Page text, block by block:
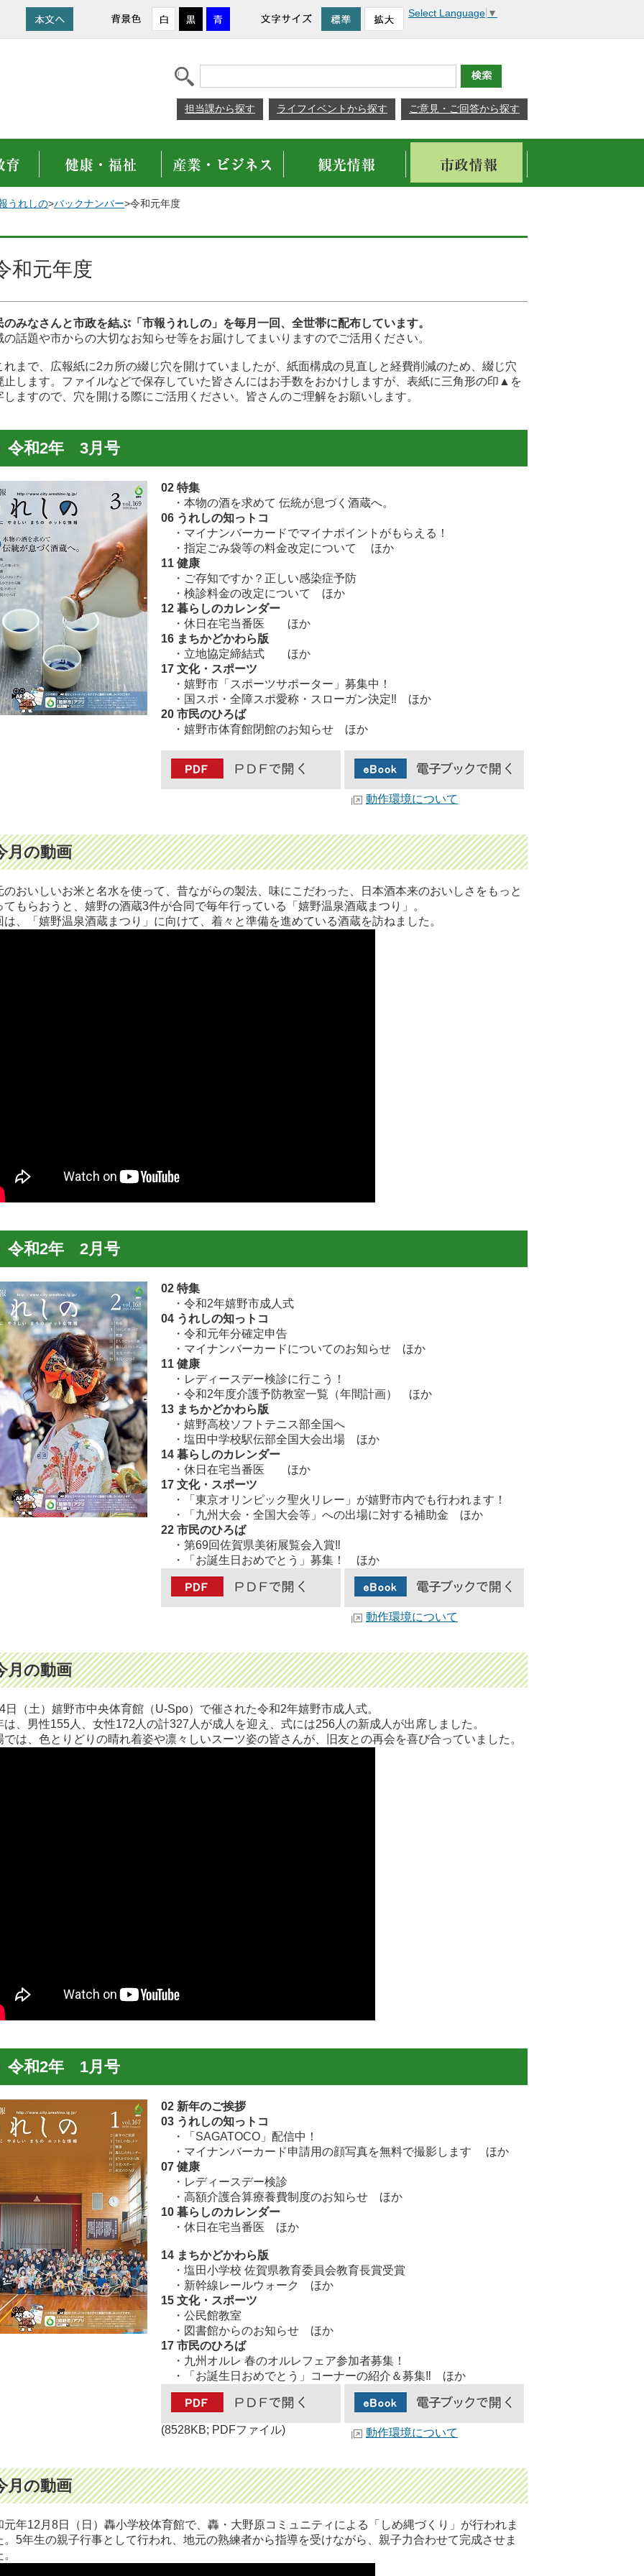
Select Language ▼
担当課から探す ライフイベントから探す ご意見・ご回答から探す
うれしの>バックナンバー>令和元年度
和元年度
のみなさんと市政を結ぶ「市報うれしの」を毎月一回、全世帯に配布しています。
の話題や市からの大切なお知らせ等をお届けしてまいりますのでご活用ください。
まで、広報紙に2カ所の綴じ穴を開けていましたが、紙面構成の見直しと経費削減のため、綴じ穴
止します。ファイルなどで保存していた皆さんにはお手数をおかけしますが、表紙に三角形の印▲を
しますので、穴を開ける際にご活用ください。皆さんのご理解をお願いします。
令和2年 3月号
02 特集
・本物の酒を求めて 伝統が息づく酒蔵へ。
06 うれしの知っトコ
・マイナンバーカードでマイナポイントがもらえる！
・指定ごみ袋等の料金改定について ほか
11 健康
・ご存知ですか？正しい感染症予防
・検診料金の改定について ほか
12 暮らしのカレンダー
・休日在宅当番医 ほか
16 まちかどかわら版
・立地協定締結式 ほか
17 文化・スポーツ
・嬉野市「スポーツサポーター」募集中！
・国スポ・全障スポ愛称・スローガン決定‼ ほか
20 市民のひろば
・嬉野市体育館閉館のお知らせ ほか
動作環境について
月の動画
のおいしいお米と名水を使って、昔ながらの製法、味にこだわった、日本酒本来のおいしさをもっと
てもらおうと、嬉野の酒蔵3件が合同で毎年行っている「嬉野温泉酒蔵まつり」。
は、「嬉野温泉酒蔵まつり」に向けて、着々と準備を進めている酒蔵を訪ねました。
令和2年 2月号
02 特集
・令和2年嬉野市成人式
04 うれしの知っトコ
・令和元年分確定申告
・マイナンバーカードについてのお知らせ ほか
11 健康
・レディースデー検診に行こう！
・令和2年度介護予防教室一覧（年間計画） ほか
13 まちかどかわら版
・嬉野高校ソフトテニス部全国へ
・塩田中学校駅伝部全国大会出場 ほか
14 暮らしのカレンダー
・休日在宅当番医 ほか
17 文化・スポーツ
・「東京オリンピック聖火リレー」が嬉野市内でも行われます！
・「九州大会・全国大会等」への出場に対する補助金 ほか
22 市民のひろば
・第69回佐賀県美術展覧会入賞‼
・「お誕生日おめでとう」募集！ ほか
動作環境について
月の動画
日（土）嬉野市中央体育館（U-Spo）で催された令和2年嬉野市成人式。
は、男性155人、女性172人の計327人が成人を迎え、式には256人の新成人が出席しました。
では、色とりどりの晴れ着姿や凛々しいスーツ姿の皆さんが、旧友との再会を喜び合っていました。
令和2年 1月号
02 新年のご挨拶
03 うれしの知っトコ
・「SAGATOCO」配信中！
・マイナンバーカード申請用の顔写真を無料で撮影します ほか
07 健康
・レディースデー検診
・高額介護合算療養費制度のお知らせ ほか
10 暮らしのカレンダー
・休日在宅当番医 ほか
14 まちかどかわら版
・塩田小学校 佐賀県教育委員会教育長賞受賞
・新幹線レールウォーク ほか
15 文化・スポーツ
・公民館教室
・図書館からのお知らせ ほか
17 市民のひろば
・九州オルレ 春のオルレフェア参加者募集！
・「お誕生日おめでとう」コーナーの紹介＆募集‼ ほか
(8528KB; PDFファイル) 動作環境について
月の動画
元年12月8日（日）轟小学校体育館で、轟・大野原コミュニティによる「しめ縄づくり」が行われま
。5年生の親子行事として行われ、地元の熟練者から指導を受けながら、親子力合わせて完成させま